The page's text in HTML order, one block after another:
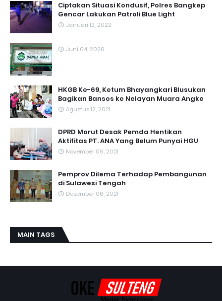
Ciptakan Situasi Kondusif, Polres Bangkep
Gencar Lakukan Patroli Blue Light
Januari 12, 2022
Juni 04, 2026
HKGB Ke-69, Ketum Bhayangkari Blusukan
Bagikan Bansos ke Nelayan Muara Angke
Agustus 12, 2021
DPRD Morut Desak Pemda Hentikan
Aktifitas PT. ANA Yang Belum Punyai HGU
November 09, 2021
Pemprov Dilema Terhadap Pembangunan
di Sulawesi Tengah
Desember 06, 2021
MAIN TAGS